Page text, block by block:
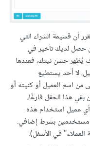
أن قسيمة الشراء التي
حصل لديك تأخير في
يُظهر حسن نيتك، فعندها
لا أحد يستطيع
من اسم العميل أو كنيته أو
بقي هذا الحقل فارغًا،
أي عميل استخدام هذه
مستخدمين بشرط إضافي.
في الأسفل).